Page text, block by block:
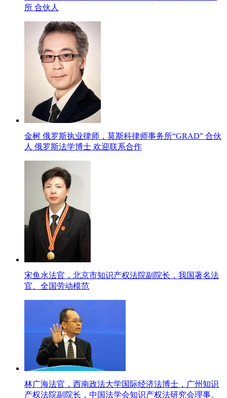
所 合伙人
金树 俄罗斯执业律师，莫斯科律师事务所“GRAD” 合伙
人 俄罗斯法学博士 欢迎联系合作
宋鱼水法官，北京市知识产权法院副院长，我国著名法
官、全国劳动模范
林广海法官，西南政法大学国际经济法博士，广州知识
产权法院副院长，中国法学会知识产权法研究会理事。